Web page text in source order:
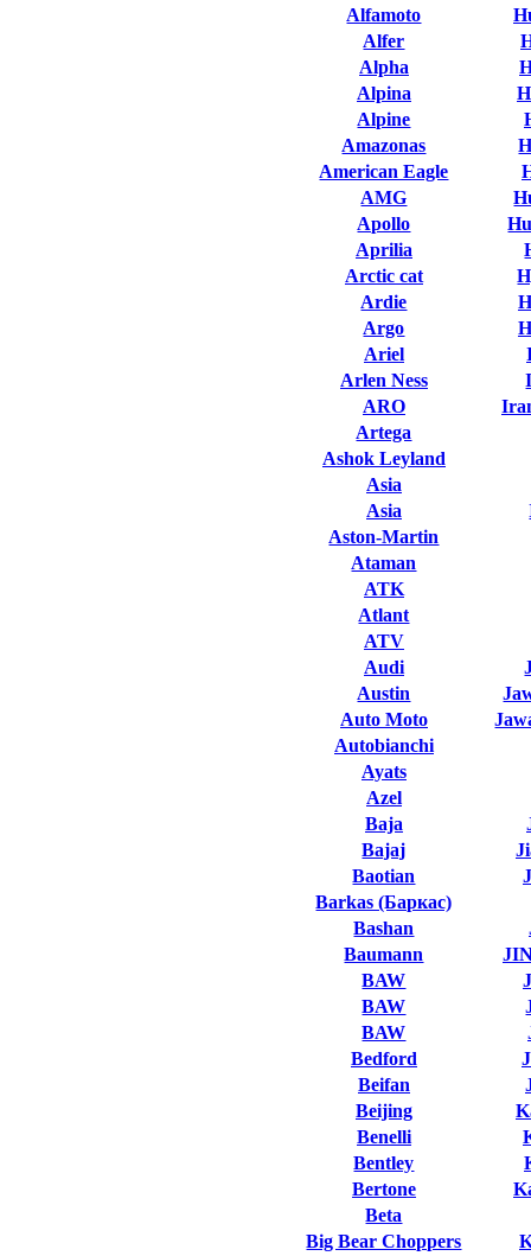
Alfamoto
Alfer
Alpha
Alpina
Alpine
Amazonas
American Eagle
AMG
Apollo
Aprilia
Arctic cat
Ardie
Argo
Ariel
Arlen Ness
ARO
Artega
Ashok Leyland
Asia
Asia
Aston-Martin
Ataman
ATK
Atlant
ATV
Audi
Austin
Auto Moto
Autobianchi
Ayats
Azel
Baja
Bajaj
Baotian
Barkas (Баркас)
Bashan
Baumann
BAW
BAW
BAW
Bedford
Beifan
Beijing
Benelli
Bentley
Bertone
Beta
Big Bear Choppers